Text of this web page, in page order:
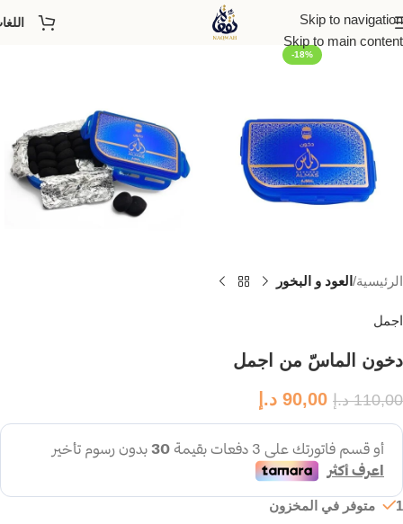
Skip to navigation
Skip to main content
-18%
الرئيسية العود و البخور
اجمل
دخون الماسّ من اجمل
110,00 د.إ 90,00 د.إ
1 متوفر في المخزون